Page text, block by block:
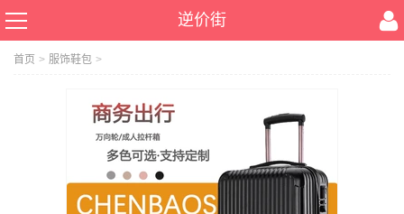
逆价街
首页 > 服饰鞋包 >